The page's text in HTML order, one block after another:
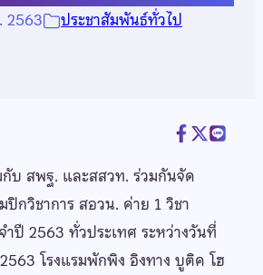
2563
ประชาสัมพันธ์ทั่วไป
บ สพฐ. และสสวท. ร่วมกันจัด
กวิชาการ สอวน. ค่าย 1 วิชา
ปี 2563 ทั่วประเทศ ระหว่างวันที่
โรงแรมพักพิง อิงทาง บูติค โฮ